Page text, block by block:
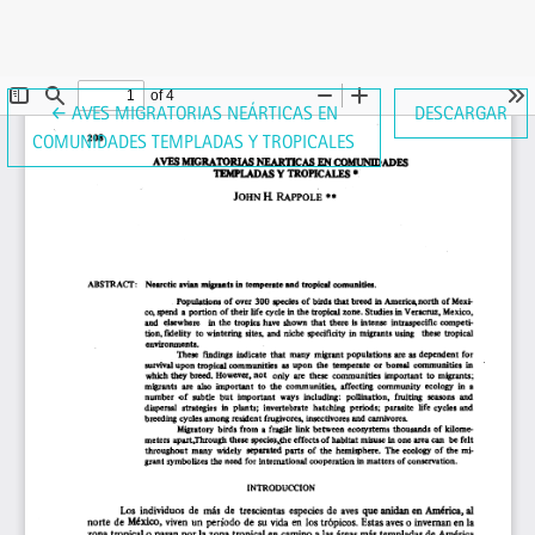
←VOLVER A LOS DETALLES DEL ARTÍCULO
AVES MIGRATORIAS NEÁRTICAS EN
COMUNIDADES TEMPLADAS Y TROPICALES
DESCARGAR